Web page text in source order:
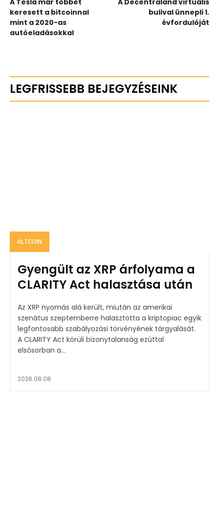
A Tesla már többet
keresett a bitcoinnal
mint a 2020-as
autóeladásokkal
A Decentraland virtuális
bulival ünnepli 1.
évfordulóját
LEGFRISSEBB BEJEGYZÉSEINK
ALTCOIN
Gyengült az XRP árfolyama a
CLARITY Act halasztása után
Az XRP nyomás alá került, miután az amerikai
szenátus szeptemberre halasztotta a kriptopiac egyik
legfontosabb szabályozási törvényének tárgyalását.
A CLARITY Act körüli bizonytalanság ezúttal
elsősorban a...
2026.08.08.